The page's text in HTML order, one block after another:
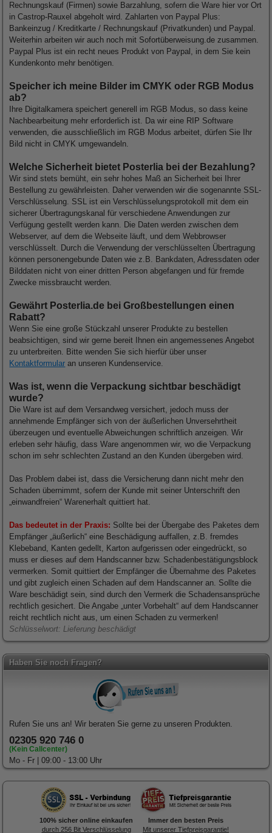
Rechnungskauf (Firmen) sowie Barzahlung, sofern die Ware hier vor Ort
in Castrop-Rauxel abgeholt wird. Zahlarten von Paypal Plus:
Bankeinzug / Kreditkarte / Rechnungskauf (Privatkunden) und Paypal.
Weiterhin arbeiten wir auch noch mit Sofortüberweisung.de zusammen.
Paypal Plus ist ein recht neues Produkt von Paypal, in dem Sie kein
Kundenkonto mehr benötigen.
Speicher ich meine Bilder im CMYK oder RGB Modus
ab?
Ihre Digitalkamera speichert generell im RGB Modus, so dass keine
Nachbearbeitung mehr erforderlich ist. Da wir eine RIP Software
verwenden, die ausschließlich im RGB Modus arbeitet, dürfen Sie Ihr
Bild nicht in CMYK umgewandeln.
Welche Sicherheit bietet Posterlia bei der Bezahlung?
Wir sind stets bemüht, ein sehr hohes Maß an Sicherheit bei Ihrer
Bestellung zu gewährleisten. Daher verwenden wir die sogenannte SSL-
Verschlüsselung. SSL ist ein Verschlüsselungsprotokoll mit dem ein
sicherer Übertragungskanal für verschiedene Anwendungen zur
Verfügung gestellt werden kann. Die Daten werden zwischen dem
Webserver, auf dem die Webseite läuft, und dem Webbrowser
verschlüsselt. Durch die Verwendung der verschlüsselten Übertragung
können personengebunde Daten wie z.B. Bankdaten, Adressdaten oder
Bilddaten nicht von einer dritten Person abgefangen und für fremde
Zwecke missbraucht werden.
Gewährt Posterlia.de bei Großbestellungen einen
Rabatt?
Wenn Sie eine große Stückzahl unserer Produkte zu bestellen
beabsichtigen, sind wir gerne bereit Ihnen ein angemessenes Angebot
zu unterbreiten. Bitte wenden Sie sich hierfür über unser
Kontaktformular an unseren Kundenservice.
Was ist, wenn die Verpackung sichtbar beschädigt
wurde?
Die Ware ist auf dem Versandweg versichert, jedoch muss der
annehmende Empfänger sich von der äußerlichen Unversehrtheit
überzeugen und eventuelle Abweichungen schriftlich anzeigen. Wir
erleben sehr häufig, dass Ware angenommen wir, wo die Verpackung
schon im sehr schlechten Zustand an den Kunden übergeben wird.
Das Problem dabei ist, dass die Versicherung dann nicht mehr den
Schaden übernimmt, sofern der Kunde mit seiner Unterschrift den
„einwandfreien“ Warenerhalt quittiert hat.
Das bedeutet in der Praxis: Sollte bei der Übergabe des Paketes dem
Empfänger „äußerlich“ eine Beschädigung auffallen, z.B. fremdes
Klebeband, Kanten gedellt, Karton aufgerissen oder eingedrückt, so
muss er dieses auf dem Handscanner bzw. Schadenbestätigungsblock
vermerken. Somit quittiert der Empfänger die Übernahme des Paketes
und gibt zugleich einen Schaden auf dem Handscanner an. Sollte die
Ware beschädigt sein, sind durch den Vermerk die Schadensansprüche
rechtlich gesichert. Die Angabe „unter Vorbehalt“ auf dem Handscanner
reicht rechtlich nicht aus, um einen Schaden zu vermerken!
Schlüsselwort: Lieferung beschädigt
Haben Sie noch Fragen?
Rufen Sie uns an! Wir beraten Sie gerne zu unseren Produkten.
02305 920 746 0
(Kein Callcenter)
Mo - Fr | 09:00 - 13:00 Uhr
100% sicher online einkaufen
durch 256 Bit Verschlüsselung
Immer den besten Preis
Mit unserer Tiefpreisgarantie!